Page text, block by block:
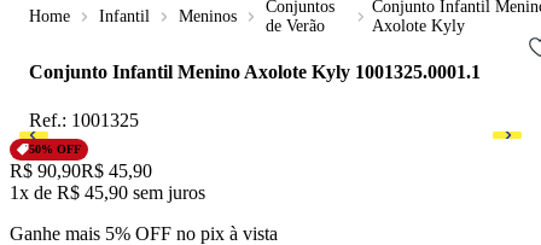
Infantil Meninos
Conjuntos
de Verão
Conjunto Infantil
Axolote Kyly
Conjunto Infantil Menino Axolote Kyly 1001325.0001.1
Ref.: 1001325
50% OFF
Original price:
R$ 90,90Price:
R$ 45,90
1x de R$ 45,90 sem juros
Ganhe mais 5% OFF no pix à vista